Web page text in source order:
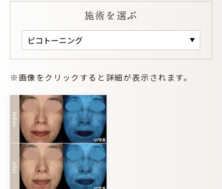
施術を選ぶ
※画像をクリックすると詳細が表示されます。